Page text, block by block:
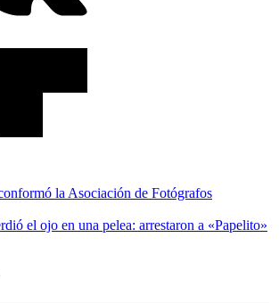
la Asociación de Fotógrafos
el ojo en una pelea: arrestaron a «Papelito»